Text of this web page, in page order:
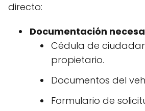
directo:
Documentación
Cédula de
propietario.
Documentos del
Formulario de